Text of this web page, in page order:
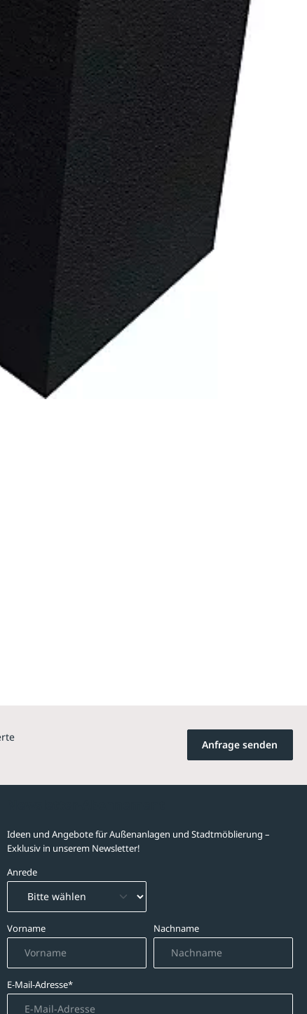
Anfrage senden
Ideen und Angebote für Außenanlagen und Stadtmöblierung –
Exklusiv in unserem Newsletter!
Anrede
Vorname Nachname
E-Mail-Adresse*